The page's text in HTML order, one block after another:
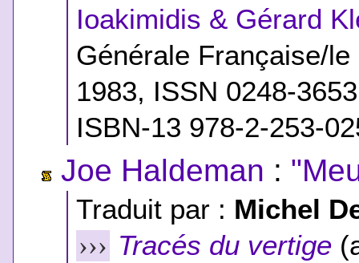
Ioakimidis & Gérard
Générale Française/
1983, ISSN 0248-
ISBN-13 978-2-253-
Joe Haldeman :
Traduit par : Michel
››› Tracés du vertige